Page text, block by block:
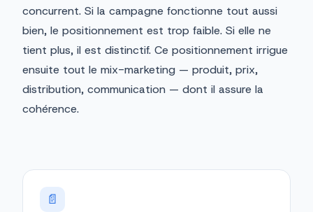
concurrent. Si la campagne fonctionne tout aussi
bien, le positionnement est trop faible. Si elle ne
tient plus, il est distinctif. Ce positionnement irrigue
ensuite tout le mix-marketing — produit, prix,
distribution, communication — dont il assure la
cohérence.
📄